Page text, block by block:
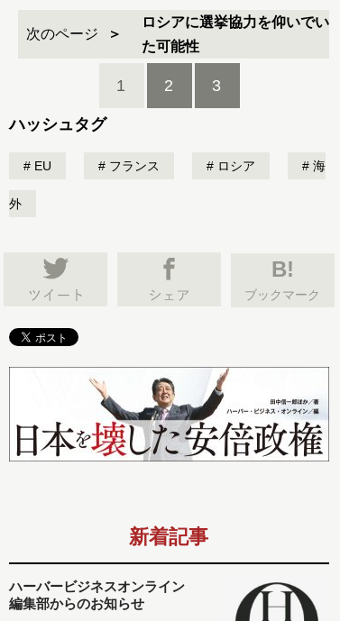
次のページ
ロシアに選挙協力を仰いでい
た可能性
1 2 3
ハッシュタグ
EU フランス ロシア 海
外
B!
ブックマーク
新着記事
ハーバービジネスオンライン
編集部からのお知らせ